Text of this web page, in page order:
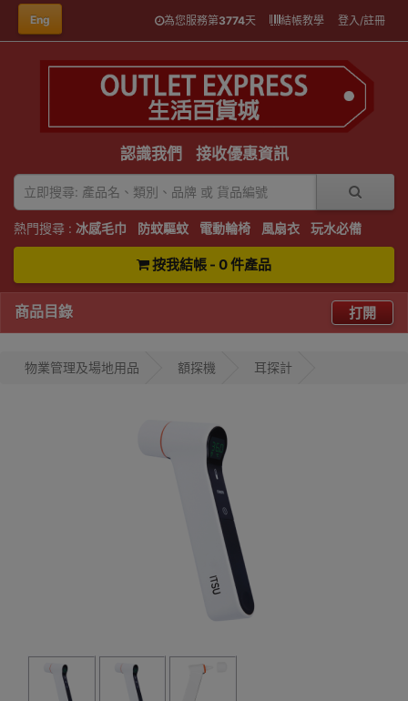
Eng 為您服務第3774天 結帳教學 登入/註冊
認識我們 接收優惠資訊
熱門搜尋 : 冰感毛巾 防蚊驅蚊 電動輪椅 風扇衣 玩水必備
按我結帳 - 0 件產品
商品目錄 打開
物業管理及場地用品 額探機 耳探計